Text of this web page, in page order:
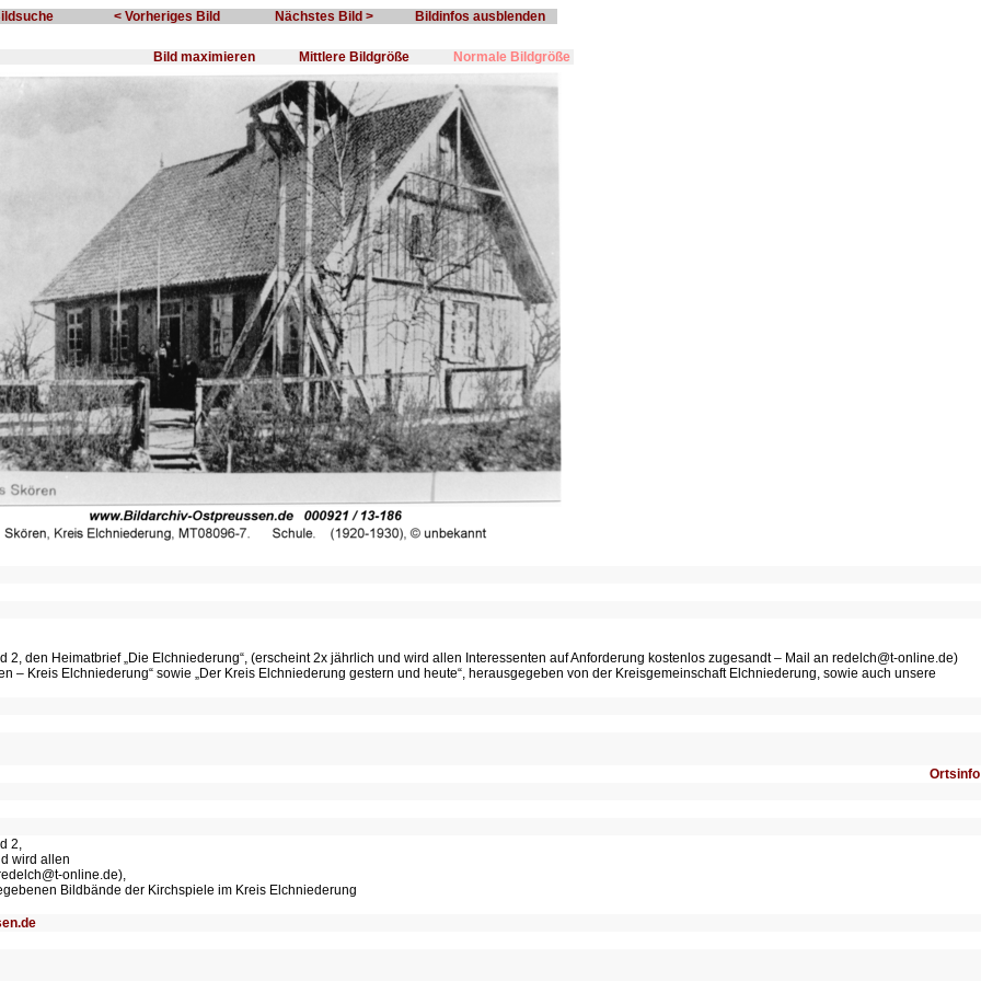
< Vorheriges Bild Nächstes Bild > Bildinfos ausblenden
Normale Bildgröße
Mittlere Bildgröße
Bild maximieren
2, den Heimatbrief „Die Elchniederung“, (erscheint 2x jährlich und wird allen Interessenten auf Anforderung kostenlos zugesandt – Mail an redelch@t-online.de)
– Kreis Elchniederung“ sowie „Der Kreis Elchniederung gestern und heute“, herausgegeben von der Kreisgemeinschaft Elchniederung, sowie auch unsere
Ortsinfo
2,
wird allen
online.de),
Bildbände der Kirchspiele im Kreis Elchniederung